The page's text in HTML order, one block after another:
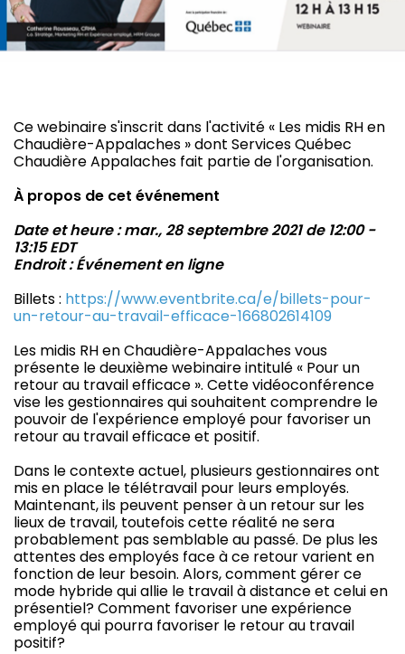
Ce webinaire s'inscrit dans l'activité « Les midis RH en
Chaudière-Appalaches » dont Services Québec
Chaudière Appalaches fait partie de l'organisation.
À propos de cet événement
Date et heure : mar., 28 septembre 2021 de 12:00 -
13:15 EDT
Endroit : Événement en ligne
Billets : https://www.eventbrite.ca/e/billets-pour-
un-retour-au-travail-efficace-166802614109
Les midis RH en Chaudière-Appalaches vous
présente le deuxième webinaire intitulé « Pour un
retour au travail efficace ». Cette vidéoconférence
vise les gestionnaires qui souhaitent comprendre le
pouvoir de l'expérience employé pour favoriser un
retour au travail efficace et positif.
Dans le contexte actuel, plusieurs gestionnaires ont
mis en place le télétravail pour leurs employés.
Maintenant, ils peuvent penser à un retour sur les
lieux de travail, toutefois cette réalité ne sera
probablement pas semblable au passé. De plus les
attentes des employés face à ce retour varient en
fonction de leur besoin. Alors, comment gérer ce
mode hybride qui allie le travail à distance et celui en
présentiel? Comment favoriser une expérience
employé qui pourra favoriser le retour au travail
positif?